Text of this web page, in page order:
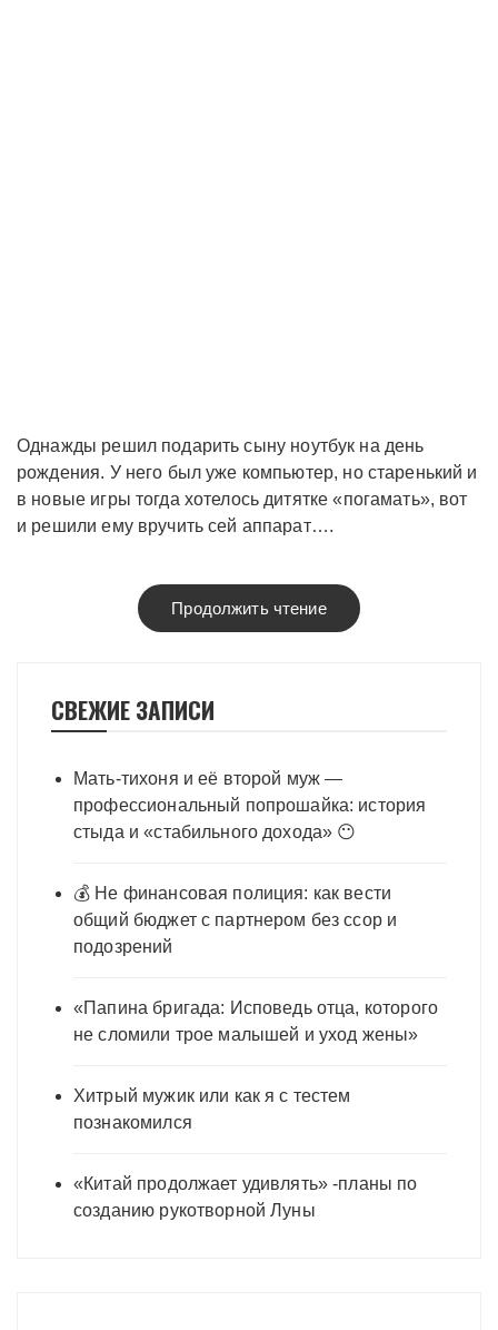
Однажды решил подарить сыну ноутбук на день
рождения. У него был уже компьютер, но старенький и
в новые игры тогда хотелось дитятке «погамать», вот
и решили ему вручить сей аппарат….
Продолжить чтение
СВЕЖИЕ ЗАПИСИ
Мать-тихоня и её второй муж —
профессиональный попрошайка: история
стыда и «стабильного дохода» 😶
💰 Не финансовая полиция: как вести
общий бюджет с партнером без ссор и
подозрений
«Папина бригада: Исповедь отца, которого
не сломили трое малышей и уход жены»
Хитрый мужик или как я с тестем
познакомился
«Китай продолжает удивлять» -планы по
созданию рукотворной Луны